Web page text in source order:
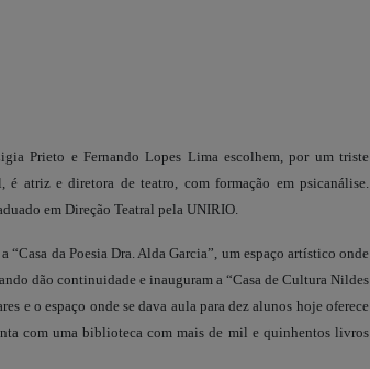
Prieto e Fernando Lopes Lima escolhem, por um triste
atriz e diretora de teatro, com formação em psicanálise.
em Direção Teatral pela UNIRIO.
da Poesia Dra. Alda Garcia”, um espaço artístico onde
dão continuidade e inauguram a “Casa de Cultura Nildes
e o espaço onde se dava aula para dez alunos hoje oferece
com uma biblioteca com mais de mil e quinhentos livros